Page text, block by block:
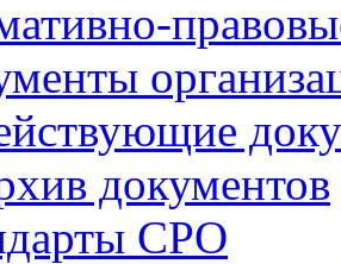
документов
СРО